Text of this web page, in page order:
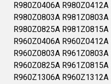
R980Z0406A
R980Z0803A
R980Z0825A
R960Z0406A
R960Z0803A
R960Z0825A
R960Z1306A